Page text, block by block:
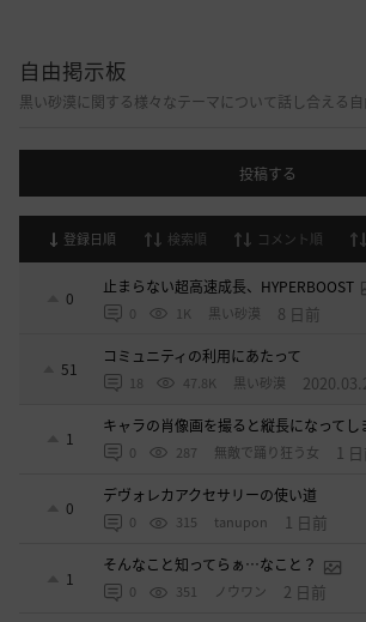
自由掲示板
黒い砂漠に関する様々なテーマについて話し合える自
投稿する
登録日順 検索順 コメント順
0
止まらない超高速成長、HYPERBOOST
0 1K 黒い砂漠 8 日前
51
コミュニティの利用にあたって
18 47.8K 黒い砂漠
1
キャラの肖像画を撮ると縦長になってし
0 287 無敵で踊り狂う女 1
0
デヴォレカアクセサリーの使い道
0 315 tanupon 1 日前
1
そんなこと知ってらぁ…なこと？
0 351 ノウワン 2 日前